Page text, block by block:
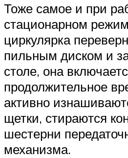
Тоже самое и при
стационарном
циркулярка
пильным диском и
столе, она
продолжительное
активно
щетки, стираются
шестерни
механизма.